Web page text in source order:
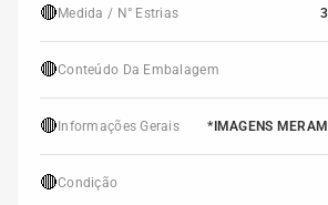
🔴 Medida / N° Estrias
🔴Conteúdo Da Embalagem
🔴 Informações Gerais *IMAGENS
🔴Condição